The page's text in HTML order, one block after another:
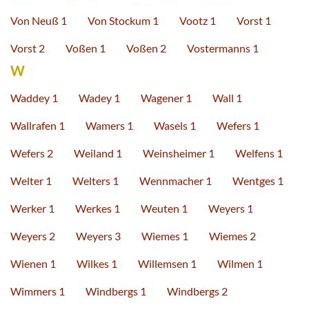
Von Neuß 1 Von Stockum 1 Vootz 1 Vorst 1
Vorst 2 Voßen 1 Voßen 2 Vostermanns 1
W
Waddey 1 Wadey 1 Wagener 1 Wall 1
Wallrafen 1 Wamers 1 Wasels 1 Wefers 1
Wefers 2 Weiland 1 Weinsheimer 1 Welfens 1
Welter 1 Welters 1 Wennmacher 1 Wentges 1
Werker 1 Werkes 1 Weuten 1 Weyers 1
Weyers 2 Weyers 3 Wiemes 1 Wiemes 2
Wienen 1 Wilkes 1 Willemsen 1 Wilmen 1
Wimmers 1 Windbergs 1 Windbergs 2